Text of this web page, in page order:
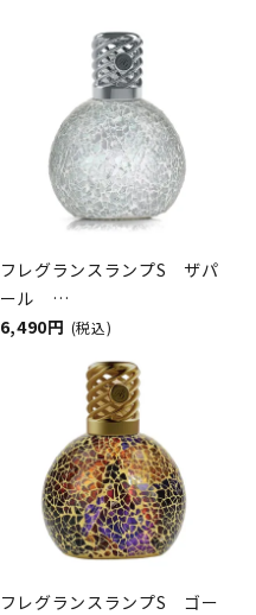
フレグランスランプS ザパ
ール
ASHLEIGH&BURWOOD（ア
シュレイアンドバーウッド）
6,490円 (税込)
フレグランスランプS ゴー